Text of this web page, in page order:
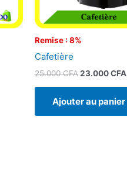
Remise : 8%
Cafetière
25.000CFA 23.000CFA
Ajouter au panier